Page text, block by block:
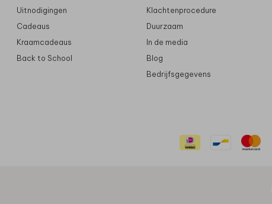
Uitnodigingen
Cadeaus
Kraamcadeaus
Back to School
Klachtenprocedure
Duurzaam
In de media
Blog
Bedrijfsgegevens